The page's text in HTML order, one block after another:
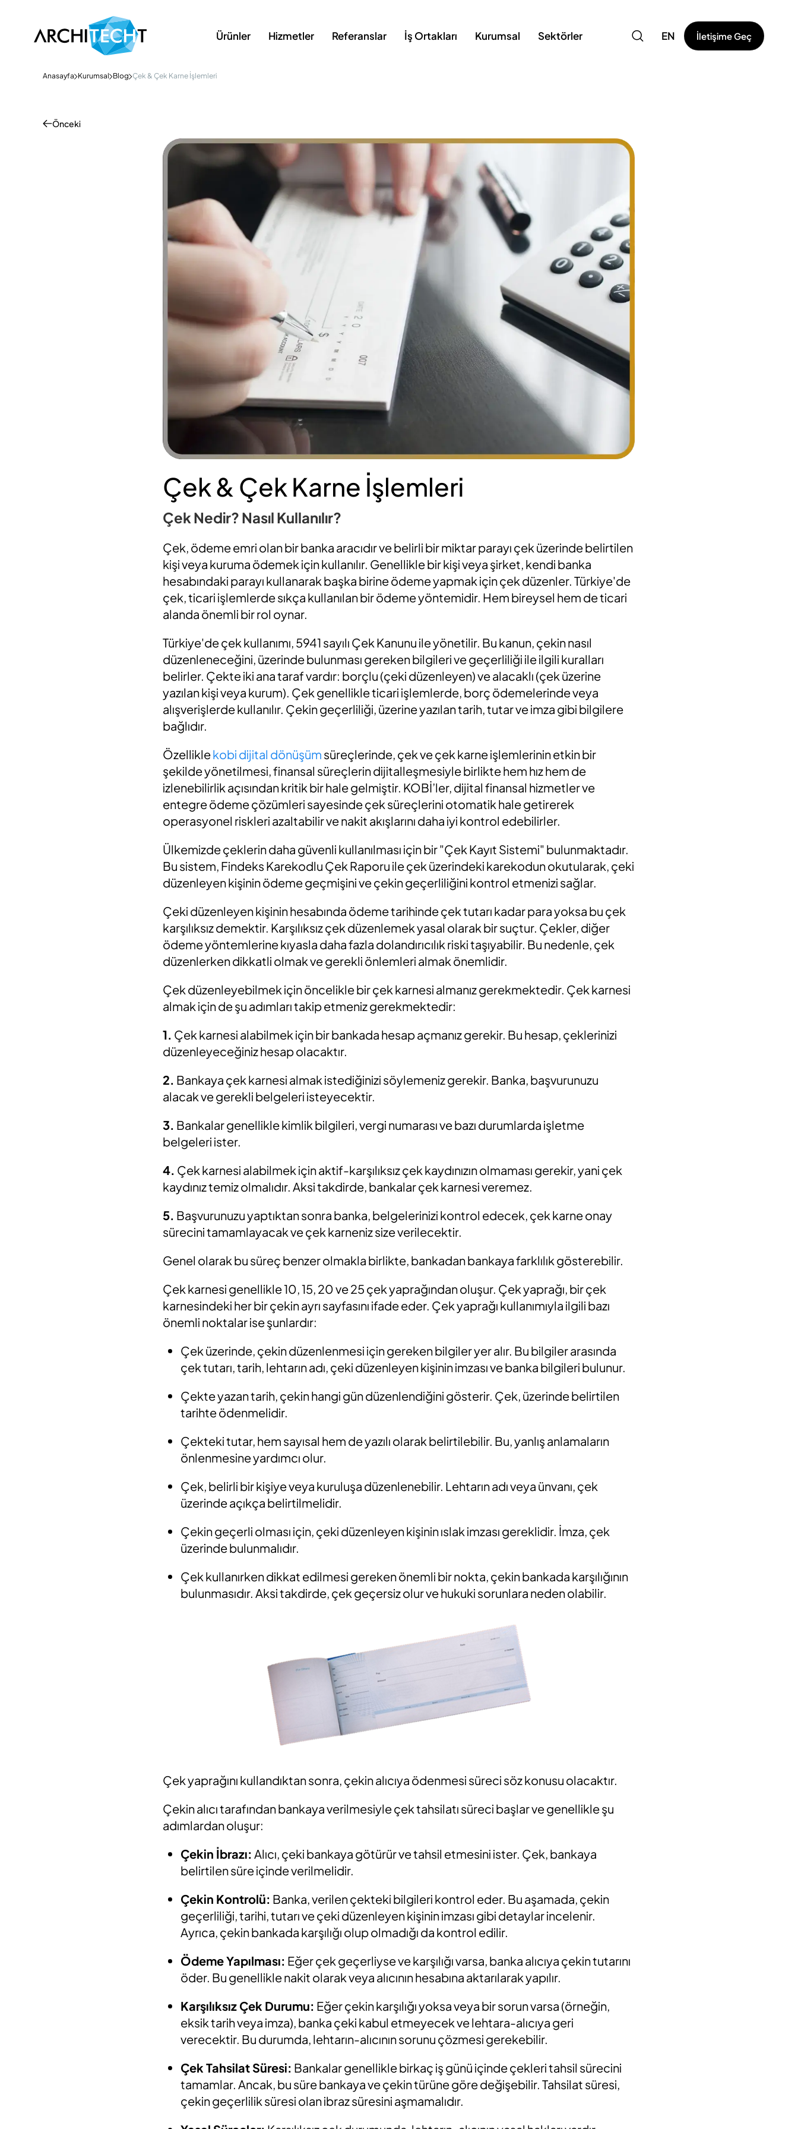
Ürünler Hizmetler Referanslar İş Ortakları Kurumsal Sektörler EN İletişime Geç
Anasayfa Kurumsal Blog Çek & Çek Karne İşlemleri
Önceki
Çek & Çek Karne İşlemleri
Çek Nedir? Nasıl Kullanılır?
Çek, ödeme emri olan bir banka aracıdır ve belirli bir miktar parayı çek üzerinde belirtilen
kişi veya kuruma ödemek için kullanılır. Genellikle bir kişi veya şirket, kendi banka
hesabındaki parayı kullanarak başka birine ödeme yapmak için çek düzenler. Türkiye'de
çek, ticari işlemlerde sıkça kullanılan bir ödeme yöntemidir. Hem bireysel hem de ticari
alanda önemli bir rol oynar.
Türkiye'de çek kullanımı, 5941 sayılı Çek Kanunu ile yönetilir. Bu kanun, çekin nasıl
düzenleneceğini, üzerinde bulunması gereken bilgileri ve geçerliliği ile ilgili kuralları
belirler. Çekte iki ana taraf vardır: borçlu (çeki düzenleyen) ve alacaklı (çek üzerine
yazılan kişi veya kurum). Çek genellikle ticari işlemlerde, borç ödemelerinde veya
alışverişlerde kullanılır. Çekin geçerliliği, üzerine yazılan tarih, tutar ve imza gibi bilgilere
bağlıdır.
Özelliklekobi dijital dönüşüm süreçlerinde, çek ve çek karne işlemlerinin etkin bir
şekilde yönetilmesi, finansal süreçlerin dijitalleşmesiyle birlikte hem hız hem de
izlenebilirlik açısından kritik bir hale gelmiştir. KOBİ’ler, dijital finansal hizmetler ve
entegre ödeme çözümleri sayesinde çek süreçlerini otomatik hale getirerek
operasyonel riskleri azaltabilir ve nakit akışlarını daha iyi kontrol edebilirler.
Ülkemizde çeklerin daha güvenli kullanılması için bir "Çek Kayıt Sistemi" bulunmaktadır.
Bu sistem, Findeks Karekodlu Çek Raporu ile çek üzerindeki karekodun okutularak, çeki
düzenleyen kişinin ödeme geçmişini ve çekin geçerliliğini kontrol etmenizi sağlar.
Çeki düzenleyen kişinin hesabında ödeme tarihinde çek tutarı kadar para yoksa bu çek
karşılıksız demektir. Karşılıksız çek düzenlemek yasal olarak bir suçtur. Çekler, diğer
ödeme yöntemlerine kıyasla daha fazla dolandırıcılık riski taşıyabilir. Bu nedenle, çek
düzenlerken dikkatli olmak ve gerekli önlemleri almak önemlidir.
Çek düzenleyebilmek için öncelikle bir çek karnesi almanız gerekmektedir. Çek karnesi
almak için de şu adımları takip etmeniz gerekmektedir:
1. Çek karnesi alabilmek için bir bankada hesap açmanız gerekir. Bu hesap, çeklerinizi
düzenleyeceğiniz hesap olacaktır.
2. Bankaya çek karnesi almak istediğinizi söylemeniz gerekir. Banka, başvurunuzu
alacak ve gerekli belgeleri isteyecektir.
3. Bankalar genellikle kimlik bilgileri, vergi numarası ve bazı durumlarda işletme
belgeleri ister.
4. Çek karnesi alabilmek için aktif-karşılıksız çek kaydınızın olmaması gerekir, yani çek
kaydınız temiz olmalıdır. Aksi takdirde, bankalar çek karnesi veremez.
5. Başvurunuzu yaptıktan sonra banka, belgelerinizi kontrol edecek, çek karne onay
sürecini tamamlayacak ve çek karneniz size verilecektir.
Genel olarak bu süreç benzer olmakla birlikte, bankadan bankaya farklılık gösterebilir.
Çek karnesi genellikle 10, 15, 20 ve 25 çek yaprağından oluşur. Çek yaprağı, bir çek
karnesindeki her bir çekin ayrı sayfasını ifade eder. Çek yaprağı kullanımıyla ilgili bazı
önemli noktalar ise şunlardır:
Çek üzerinde, çekin düzenlenmesi için gereken bilgiler yer alır. Bu bilgiler arasında
çek tutarı, tarih, lehtarın adı, çeki düzenleyen kişinin imzası ve banka bilgileri bulunur.
Çekte yazan tarih, çekin hangi gün düzenlendiğini gösterir. Çek, üzerinde belirtilen
tarihte ödenmelidir.
Çekteki tutar, hem sayısal hem de yazılı olarak belirtilebilir. Bu, yanlış anlamaların
önlenmesine yardımcı olur.
Çek, belirli bir kişiye veya kuruluşa düzenlenebilir. Lehtarın adı veya ünvanı, çek
üzerinde açıkça belirtilmelidir.
Çekin geçerli olması için, çeki düzenleyen kişinin ıslak imzası gereklidir. İmza, çek
üzerinde bulunmalıdır.
Çek kullanırken dikkat edilmesi gereken önemli bir nokta, çekin bankada karşılığının
bulunmasıdır. Aksi takdirde, çek geçersiz olur ve hukuki sorunlara neden olabilir.
Çek yaprağını kullandıktan sonra, çekin alıcıya ödenmesi süreci söz konusu olacaktır.
Çekin alıcı tarafından bankaya verilmesiyle çek tahsilatı süreci başlar ve genellikle şu
adımlardan oluşur:
Çekin İbrazı: Alıcı, çeki bankaya götürür ve tahsil etmesini ister. Çek, bankaya
belirtilen süre içinde verilmelidir.
Çekin Kontrolü: Banka, verilen çekteki bilgileri kontrol eder. Bu aşamada, çekin
geçerliliği, tarihi, tutarı ve çeki düzenleyen kişinin imzası gibi detaylar incelenir.
Ayrıca, çekin bankada karşılığı olup olmadığı da kontrol edilir.
Ödeme Yapılması: Eğer çek geçerliyse ve karşılığı varsa, banka alıcıya çekin tutarını
öder. Bu genellikle nakit olarak veya alıcının hesabına aktarılarak yapılır.
Karşılıksız Çek Durumu: Eğer çekin karşılığı yoksa veya bir sorun varsa (örneğin,
eksik tarih veya imza), banka çeki kabul etmeyecek ve lehtara-alıcıya geri
verecektir. Bu durumda, lehtarın-alıcının sorunu çözmesi gerekebilir.
Çek Tahsilat Süresi: Bankalar genellikle birkaç iş günü içinde çekleri tahsil sürecini
tamamlar. Ancak, bu süre bankaya ve çekin türüne göre değişebilir. Tahsilat süresi,
çekin geçerlilik süresi olan ibraz süresini aşmamalıdır.